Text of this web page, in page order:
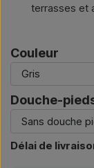
terrasses et
Couleur
Douche-
Délai de